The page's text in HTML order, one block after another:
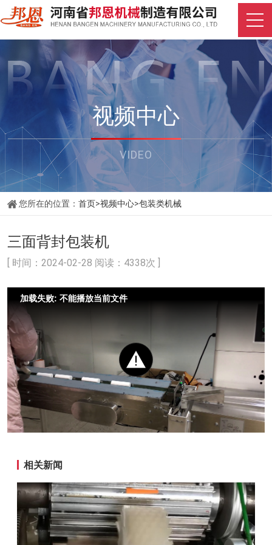
视频中心
VIDEO
您所在的位置： 首页>视频中心>包装类机械
三面背封包装机
[ 时间：2024-02-28 阅读：4338次 ]
加载失败: 不能播放当前文件
相关新闻